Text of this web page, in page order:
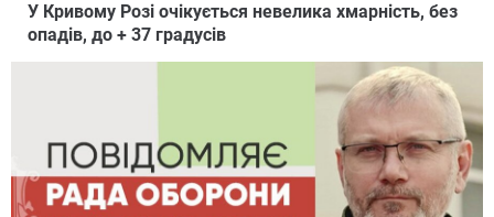
У Кривому Розі очікується невелика хмарність, без
опадів, до + 37 градусів